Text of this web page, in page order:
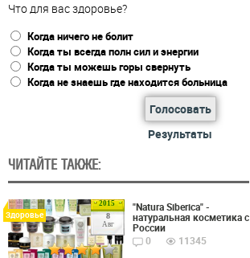
Что для вас здоровье?
Когда ничего не болит
Когда ты всегда полн сил и энергии
Когда ты можешь горы свернуть
Когда не знаешь где находится больница
Голосовать
Результаты
ЧИТАЙТЕ ТАКЖЕ:
2015
8
Авг
Здоровье
"Natura Siberica" -
натуральная косметика с
России
0
11345